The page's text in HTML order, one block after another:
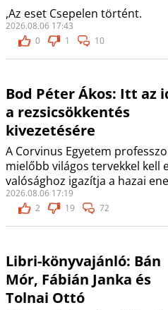
,Az eset Csepelen történt.
2026.08.06 17:43
0
1 10
Bod Péter Ákos: Itt az
a rezsicsökkentés
kivezetésére
A Corvinus Egyetem
mielőbb világos tervekkel kell
valósághoz igazítja a hazai
2026.08.06 17:19
2
19 72
Libri-könyvajánló: Bán
Mór, Fábián Janka és
Tolnai Ottó